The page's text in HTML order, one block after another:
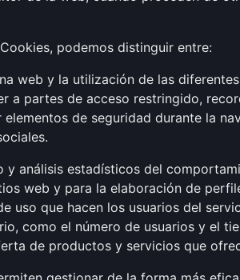
podemos distinguir entre:
web y la utilización de las
a partes de acceso restringido,
de seguridad durante la
y análisis estadísticos del
web y para la elaboración de
uso que hacen los usuarios del
como el número de usuarios y el
de productos y servicios que